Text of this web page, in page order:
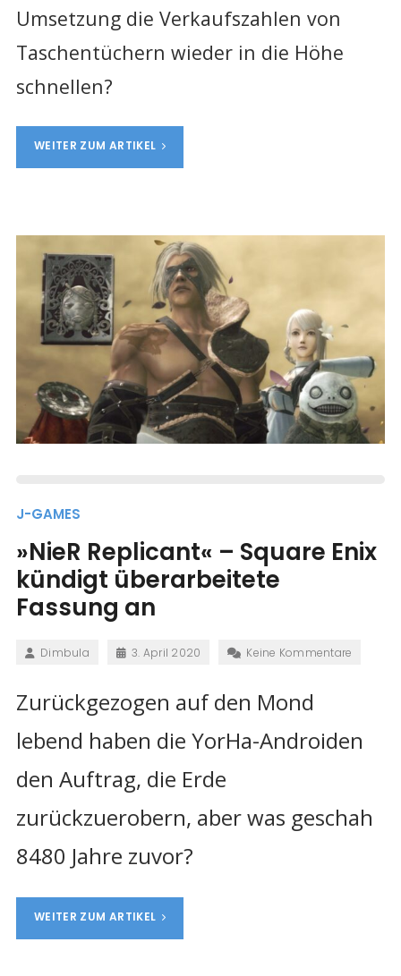
Umsetzung die Verkaufszahlen von
Taschentüchern wieder in die Höhe
schnellen?
WEITER ZUM ARTIKEL
J-GAMES
»NieR Replicant« – Square Enix
kündigt überarbeitete
Fassung an
Dimbula 3. April 2020 Keine Kommentare
Zurückgezogen auf den Mond
lebend haben die YorHa-Androiden
den Auftrag, die Erde
zurückzuerobern, aber was geschah
8480 Jahre zuvor?
WEITER ZUM ARTIKEL